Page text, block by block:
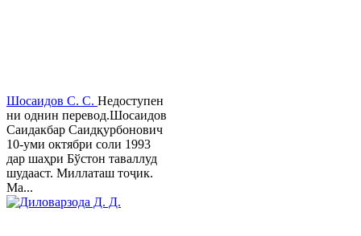
Шосаидов С. С. Недоступен
ни однин перевод.Шосаидов
Саидакбар Саидқурбонович
10-уми октябри соли 1993
дар шаҳри Бўстон таваллуд
шудааст. Миллаташ тоҷик.
Ма...